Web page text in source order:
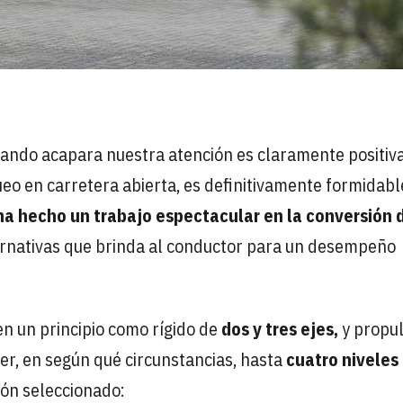
acapara nuestra atención es claramente
en carretera abierta, es definitivamente
hecho un trabajo espectacular en la conversión
que brinda al conductor para un desempeño
un principio como rígido de dos y tres ejes,y
en según qué circunstancias, hastacuatro niveles
seleccionado: